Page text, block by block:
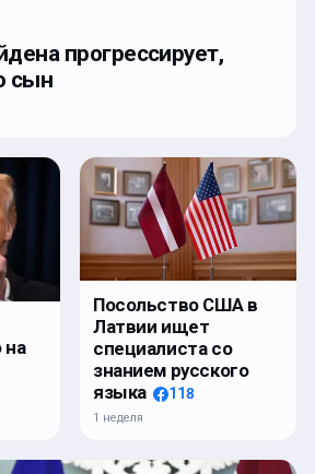
прогрессирует,
сын
на
Посольство США в
Латвии ищет
специалиста со
знанием русского
языка
118
1 неделя